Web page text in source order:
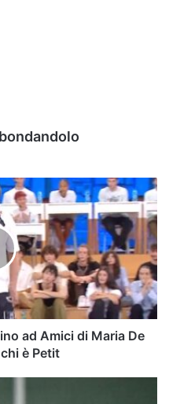
ad Amici di Maria De
è Petit